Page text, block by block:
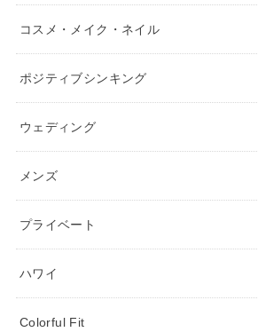
コスメ・メイク・ネイル
ポジティブシンキング
ウェディング
メンズ
プライベート
ハワイ
Colorful Fit